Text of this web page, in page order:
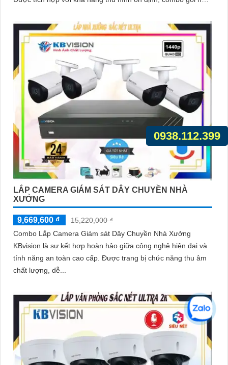
LẮP CAMERA GIÁM SÁT DÂY CHUYỀN NHÀ
XƯỞNG
9,669,600 ₫
15,220,000 ₫
Combo Lắp Camera Giám sát Dây Chuyền Nhà Xưởng
KBvision là sự kết hợp hoàn hảo giữa công nghệ hiện đại và
tính năng an toàn cao cấp. Được trang bị chức năng thu âm
chất lượng, dễ...
0938.112.399